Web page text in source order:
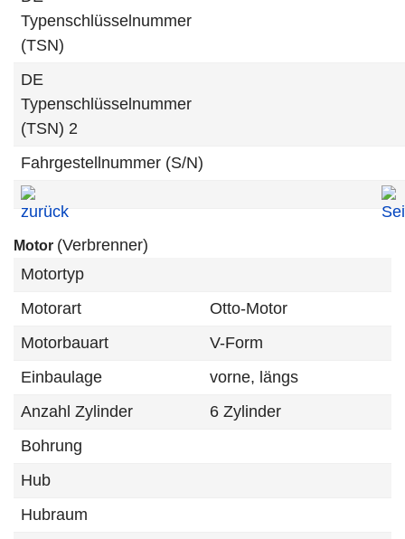
Typenschlüsselnummer
(TSN)
DE
Typenschlüsselnummer
(TSN) 2
Fahrgestellnummer (S/N)
Motor (Verbrenner)
Motortyp
Motorart
Otto-Motor
Motorbauart
V-Form
Einbaulage
vorne, längs
Anzahl Zylinder
6 Zylinder
Bohrung
Hub
Hubraum